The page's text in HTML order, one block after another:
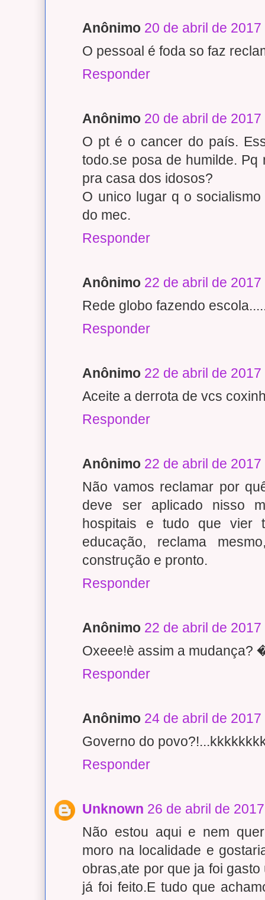
Anônimo 20 de abril de
O pessoal é foda so faz
Responder
Anônimo 20 de abril de
O pt é o cancer do país.
todo.se posa de humilde.
pra casa dos idosos?
O unico lugar q o
do mec.
Responder
Anônimo 22 de abril de
Rede globo fazendo
Responder
Anônimo 22 de abril de
Aceite a derrota de vcs
Responder
Anônimo 22 de abril de
Não vamos reclamar por
deve ser aplicado nisso
hospitais e tudo que vier
educação, reclama
construção e pronto.
Responder
Anônimo 22 de abril de
Oxeee!è assim a
Responder
Anônimo 24 de abril de
Governo do
Responder
Unknown 26 de abril de
Não estou aqui e nem
moro na localidade e
obras,ate por que ja foi
já foi feito.E tudo que